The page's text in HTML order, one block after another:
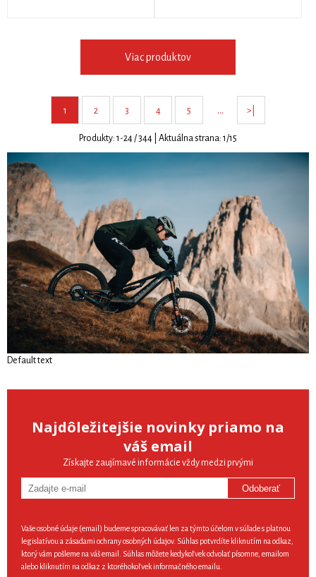
Viac produktov
1 2 3 4 5 … >|
Produkty: 1 -24/344 | Aktuálna strana: 1/15
Default text
Najdôležitejšie novinky priamo na
váš email
Získajte zaujímavé informácie vždy medzi prvými
Odoberať
Vaše osobné údaje (email) budeme spracovávať len za týmto účelom v súlade s platnou
legislatívou a zásadami ochrany osobných údajov. Súhlas potvrdíte kliknutím na odkaz,
ktorý vám pošleme na váš email. Súhlas môžete kedykoľvek odvolať písomne, emailom
alebo kliknutím na odkaz z ktoréhokoľvek informačného emailu.